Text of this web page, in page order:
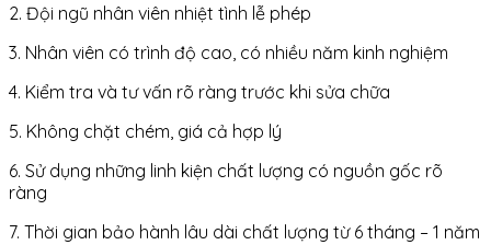
2. Đội ngũ nhân viên nhiệt tình lễ phép
3. Nhân viên có trình độ cao, có nhiều năm kinh nghiệm
4. Kiểm tra và tư vấn rõ ràng trước khi sửa chữa
5. Không chặt chém, giá cả hợp lý
6. Sử dụng những linh kiện chất lượng có nguồn gốc rõ
ràng
7. Thời gian bảo hành lâu dài chất lượng từ 6 tháng – 1 năm